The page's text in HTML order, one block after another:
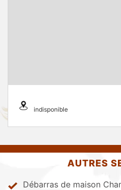
indisponible
AUTRES
Débarras de maison